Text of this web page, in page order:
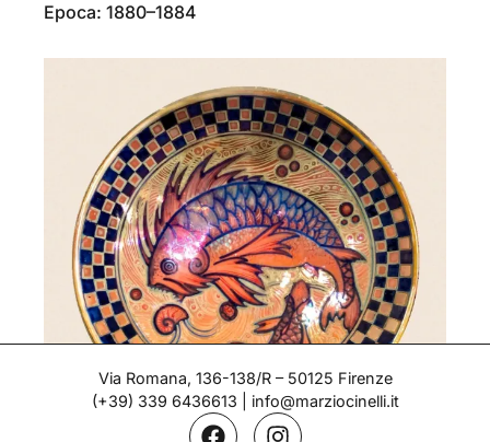
Epoca: 1880–1884
Via Romana, 136-138/R – 50125 Firenze
(+39) 339 6436613
info@marziocinelli.it